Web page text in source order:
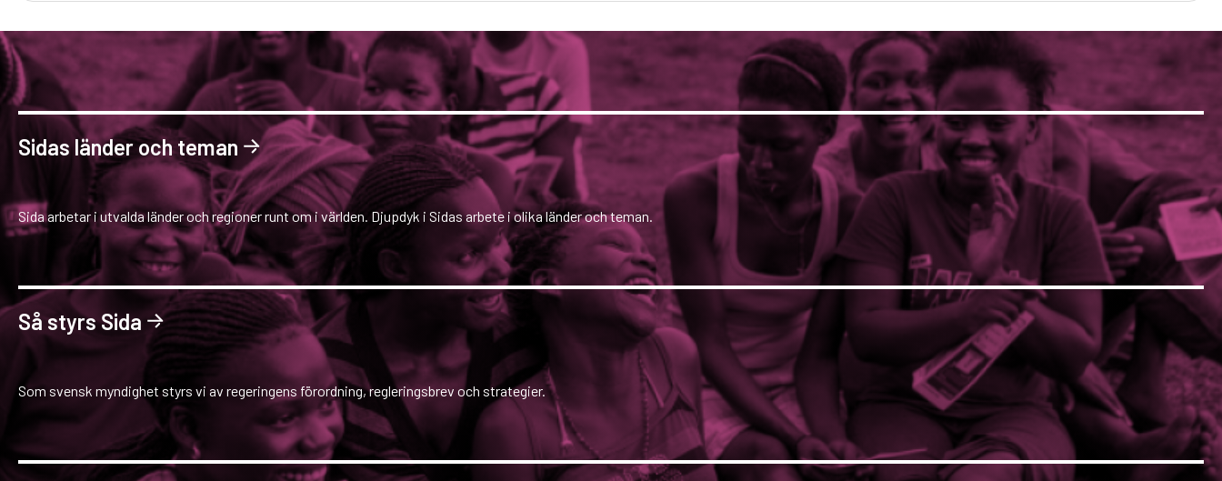
Sidas länder och teman
Sida arbetar i utvalda länder och regioner runt om i världen. Djupdyk i Sidas arbete i olika länder och teman.
Så styrs Sida
Som svensk myndighet styrs vi av regeringens förordning, regleringsbrev och strategier.